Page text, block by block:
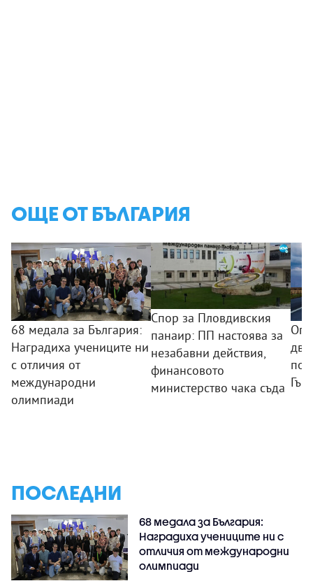
ОЩЕ ОТ БЪЛГАРИЯ
68 медала за България:
Наградиха учениците ни
с отличия от
международни
олимпиади
Спор за Пловдивския
панаир: ПП настоява за
незабавни действия,
финансовото
министерство чака съда
по
ПОСЛЕДНИ
68 медала за България:
Наградиха учениците ни с
отличия от международни
олимпиади